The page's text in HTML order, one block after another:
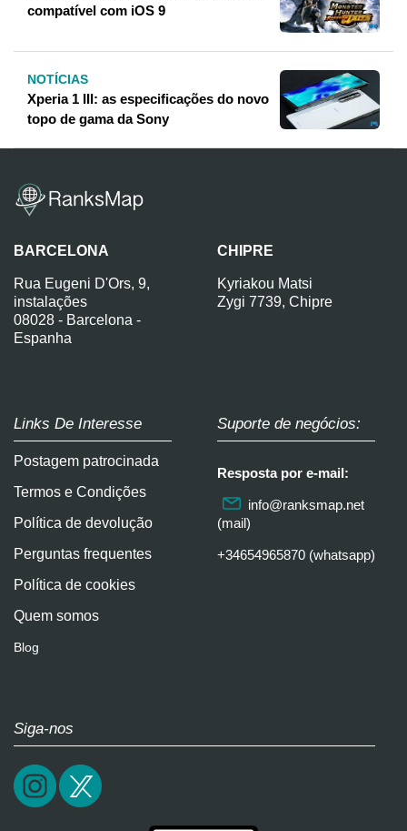
compatível com iOS 9
NOTÍCIAS
Xperia 1 III: as especificações do novo
topo de gama da Sony
BARCELONA
Rua Eugeni D'Ors, 9,
instalações
08028 - Barcelona -
Espanha
CHIPRE
Kyriakou Matsi
Zygi 7739, Chipre
Links De Interesse
Postagem patrocinada
Termos e Condições
Política de devolução
Perguntas frequentes
Política de cookies
Quem somos
Blog
Suporte de negócios:
Resposta por e-mail:
info@ranksmap.net
(mail)
+34654965870 (whatsapp)
Siga-nos